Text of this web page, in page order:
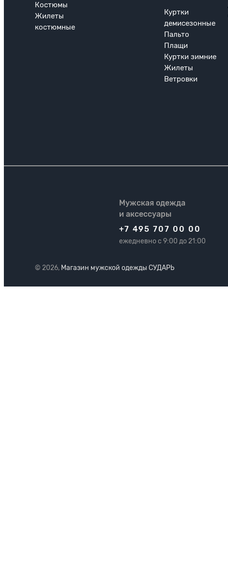
Костюмы
Жилеты
костюмные
Куртки
демисезонные
Пальто
Плащи
Куртки зимние
Жилеты
Ветровки
Мужская одежда
и аксессуары
+7 495 707 00 00
ежедневно с 9:00 до 21:00
© 2026, Магазин мужской одежды СУДАРЬ